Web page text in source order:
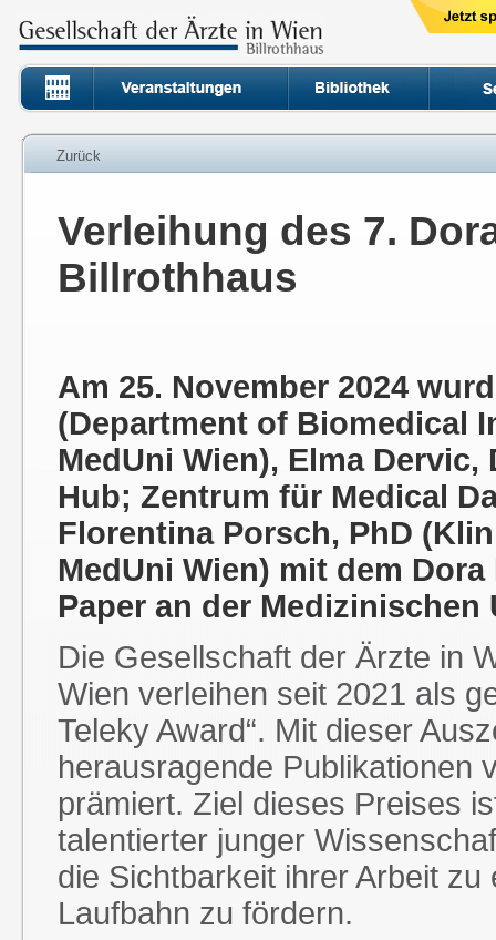
Zurück
Verleihung des 7.
Billrothhaus
Am 25. November 2024
(Department of Biomedical
MedUni Wien), Elma
Hub; Zentrum für Medical
Florentina Porsch, PhD
MedUni Wien) mit dem
Paper an der
Die Gesellschaft der Ärzte in
Wien verleihen seit 2021 als
Teleky Award“. Mit dieser
herausragende Publikationen
prämiert. Ziel dieses Preises
talentierter junger
die Sichtbarkeit ihrer Arbeit
Laufbahn zu fördern.